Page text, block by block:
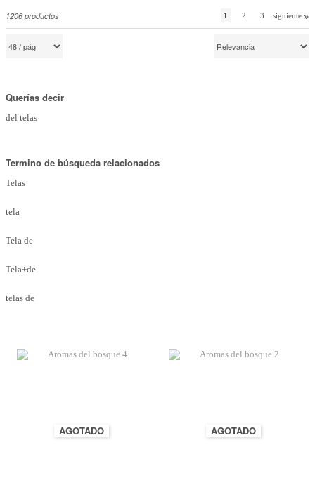
Top Ventas
Iniciar sesión/Regístrate
Somos Kimidori
1206 productos 1 2 3 siguiente
Querías decir
del telas
Termino de búsqueda relacionados
Telas
tela
Tela de
Tela+de
telas de
AGOTADO AGOTADO